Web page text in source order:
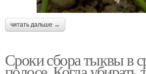
читать дальше →
Сроки сбора тыквы в